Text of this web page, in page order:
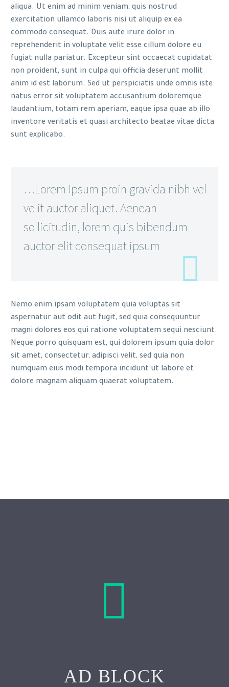
aliqua. Ut enim ad minim veniam, quis nostrud
exercitation ullamco laboris nisi ut aliquip ex ea
commodo consequat. Duis aute irure dolor in
reprehenderit in voluptate velit esse cillum dolore eu
fugiat nulla pariatur. Excepteur sint occaecat cupidatat
non proident, sunt in culpa qui officia deserunt mollit
anim id est laborum. Sed ut perspiciatis unde omnis iste
natus error sit voluptatem accusantium doloremque
laudantium, totam rem aperiam, eaque ipsa quae ab illo
inventore veritatis et quasi architecto beatae vitae dicta
sunt explicabo.
…Lorem Ipsum proin gravida nibh vel
velit auctor aliquet. Aenean
sollicitudin, lorem quis bibendum
auctor elit consequat ipsum
Nemo enim ipsam voluptatem quia voluptas sit
aspernatur aut odit aut fugit, sed quia consequuntur
magni dolores eos qui ratione voluptatem sequi nesciunt.
Neque porro quisquam est, qui dolorem ipsum quia dolor
sit amet, consectetur, adipisci velit, sed quia non
numquam eius modi tempora incidunt ut labore et
dolore magnam aliquam quaerat voluptatem.


AD BLOCK